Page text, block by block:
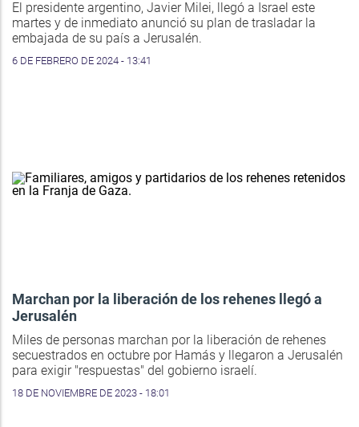
El presidente argentino, Javier Milei, llegó a Israel este
martes y de inmediato anunció su plan de trasladar la
embajada de su país a Jerusalén.
6 DE FEBRERO DE 2024 - 13:41
Marchan por la liberación de los rehenes llegó a
Jerusalén
Miles de personas marchan por la liberación de rehenes
secuestrados en octubre por Hamás y llegaron a Jerusalén
para exigir "respuestas" del gobierno israelí.
18 DE NOVIEMBRE DE 2023 - 18:01